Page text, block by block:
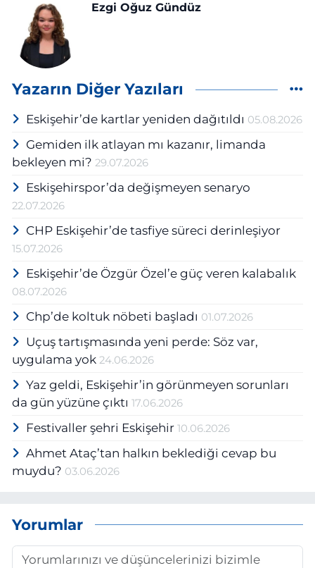
Ezgi Oğuz Gündüz
Yazarın Diğer Yazıları
Eskişehir’de kartlar yeniden dağıtıldı 05.08.2026
Gemiden ilk atlayan mı kazanır, limanda
bekleyen mi? 29.07.2026
Eskişehirspor’da değişmeyen senaryo
22.07.2026
CHP Eskişehir’de tasfiye süreci derinleşiyor
15.07.2026
Eskişehir’de Özgür Özel’e güç veren kalabalık
08.07.2026
Chp’de koltuk nöbeti başladı 01.07.2026
Uçuş tartışmasında yeni perde: Söz var,
uygulama yok 24.06.2026
Yaz geldi, Eskişehir’in görünmeyen sorunları
da gün yüzüne çıktı 17.06.2026
Festivaller şehri Eskişehir 10.06.2026
Ahmet Ataç’tan halkın beklediği cevap bu
muydu? 03.06.2026
Yorumlar